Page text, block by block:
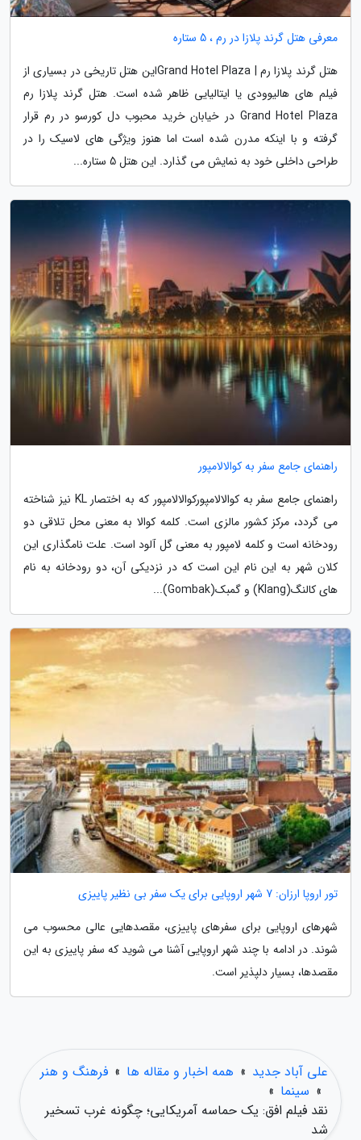
معرفی هتل گرند پلازا در رم ، 5 ستاره
هتل گرند پلازا رم | Grand Hotel Plazaاین هتل تاریخی در بسیاری از
فیلم های هالیوودی یا ایتالیایی ظاهر شده است. هتل گرند پلازا رم
Grand Hotel Plaza در خیابان خرید محبوب دل کورسو در رم قرار
گرفته و با اینکه مدرن شده است اما هنوز ویژگی های لاسیک را در
طراحی داخلی خود به نمایش می گذارد. این هتل 5 ستاره...
راهنمای جامع سفر به کوالالامپور
راهنمای جامع سفر به کوالالامپورکوالالامپور که به اختصار KL نیز شناخته
می گردد، مرکز کشور مالزی است. کلمه کوالا به معنی محل تلاقی دو
رودخانه است و کلمه لامپور به معنی گل آلود است. علت نامگذاری این
کلان شهر به این نام این است که در نزدیکی آن، دو رودخانه به نام
های کالنگ(Klang) و گمبک(Gombak)...
تور اروپا ارزان: 7 شهر اروپایی برای یک سفر بی نظیر پاییزی
شهرهای اروپایی برای سفرهای پاییزی، مقصدهایی عالی محسوب می
شوند. در ادامه با چند شهر اروپایی آشنا می شوید که سفر پاییزی به این
مقصدها، بسیار دلپذیر است.
علی آباد جدید » همه اخبار و مقاله ها » فرهنگ و هنر
» سینما »
نقد فیلم افق: یک حماسه آمریکایی؛ چگونه غرب تسخیر
شد